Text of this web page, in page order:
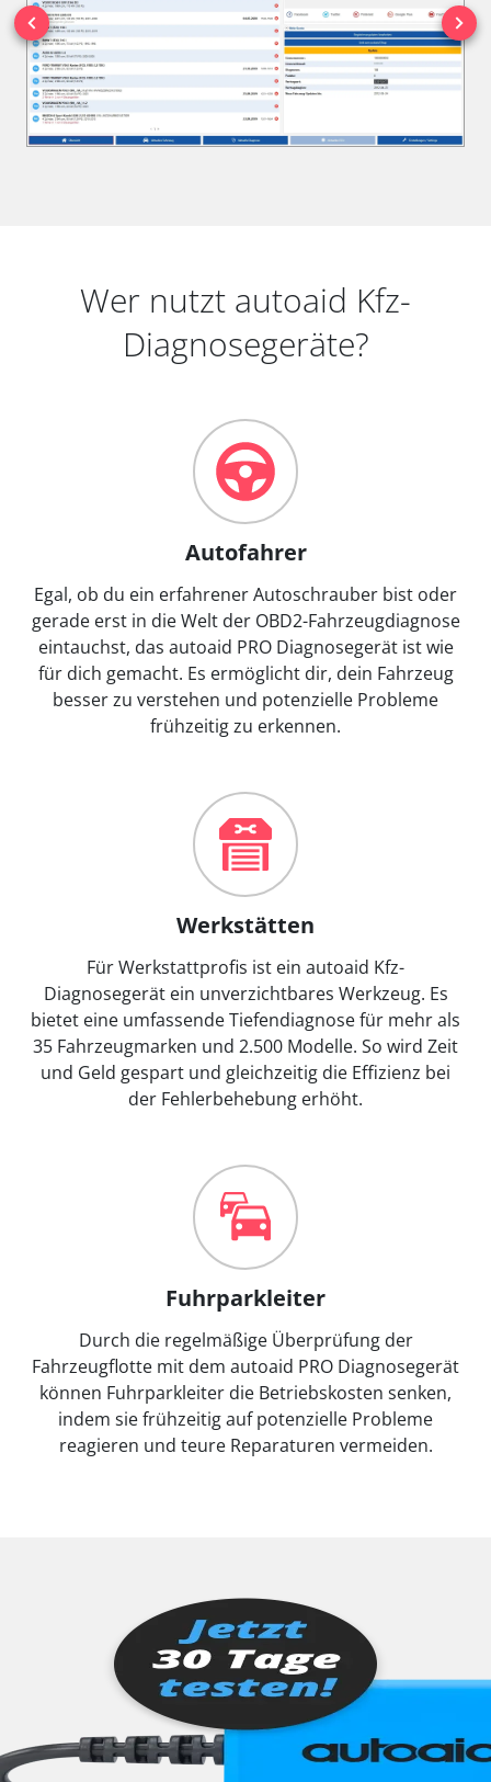
Wer nutzt autoaid Kfz-
Diagnosegeräte?
Autofahrer
Egal, ob du ein erfahrener Autoschrauber bist oder
gerade erst in die Welt der OBD2-Fahrzeugdiagnose
eintauchst, das autoaid PRO Diagnosegerät ist wie
für dich gemacht. Es ermöglicht dir, dein Fahrzeug
besser zu verstehen und potenzielle Probleme
frühzeitig zu erkennen.
Werkstätten
Für Werkstattprofis ist ein autoaid Kfz-
Diagnosegerät ein unverzichtbares Werkzeug. Es
bietet eine umfassende Tiefendiagnose für mehr als
35 Fahrzeugmarken und 2.500 Modelle. So wird Zeit
und Geld gespart und gleichzeitig die Effizienz bei
der Fehlerbehebung erhöht.
Fuhrparkleiter
Durch die regelmäßige Überprüfung der
Fahrzeugflotte mit dem autoaid PRO Diagnosegerät
können Fuhrparkleiter die Betriebskosten senken,
indem sie frühzeitig auf potenzielle Probleme
reagieren und teure Reparaturen vermeiden.